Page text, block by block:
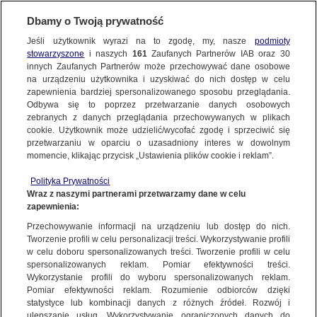
FAKTY | FAKTY PO POŁUDNIU
Głosowanie za granicą, sprawa referendum. RPO wylicza listę wątpliwości
przed wyborami
NAJNOWSZE
ZOBACZ FAKTY
FAKTY PO FAKTACH
FAKTY O ŚWIECIE
WIĘCEJ
KANAŁY
Dzień dobry!
Jedno konto do wszystkich usług
Dbamy o Twoją prywatność
Jeśli użytkownik wyrazi na to zgodę, my, nasze podmioty
stowarzyszone i naszych 161Zaufanych Partnerów IAB oraz 30
innych Zaufanych Partnerów może przechowywać dane osobowe
na urządzeniu użytkownika i uzyskiwać do nich dostęp w celu
zapewnienia bardziej spersonalizowanego sposobu przeglądania.
Odbywa się to poprzez przetwarzanie danych osobowych
zebranych z danych przeglądania przechowywanych w plikach
cookie. Użytkownik może udzielić/wycofać zgodę i sprzeciwić się
przetwarzaniu w oparciu o uzasadniony interes w dowolnym
momencie, klikając przycisk „Ustawienia plików cookie i reklam”.
Polityka Prywatności
Wraz z naszymi partnerami przetwarzamy dane w celu
zapewnienia:
Przechowywanie informacji na urządzeniu lub dostęp do nich.
Tworzenie profili w celu personalizacji treści. Wykorzystywanie profili
w celu doboru spersonalizowanych treści. Tworzenie profili w celu
spersonalizowanych reklam. Pomiar efektywności treści.
Wykorzystanie profili do wyboru spersonalizowanych reklam.
Pomiar efektywności reklam. Rozumienie odbiorców dzięki
statystyce lub kombinacji danych z różnych źródeł. Rozwój i